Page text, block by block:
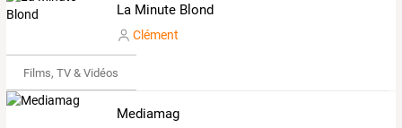
La Minute Blond
Clément
Films, TV & Vidéos
Mediamag